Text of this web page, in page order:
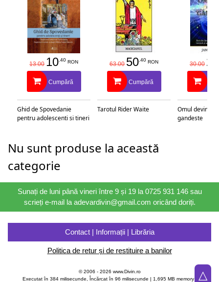
13.00 10.40 RON
Cumpără
Ghid de Spovedanie
pentru adolescenti si tineri
63.00 50.40 RON
Cumpără
Tarotul Rider Waite
30.00 25
Omul devine
gandeste
Nu sunt produse la această
categorie
Sunați de luni până vineri între 9 și 19 la 0725 931 146 sau
scrieți e-mail la adevardivin@gmail.com oricând doriți.
Contact | Informații | Librăria
Politica de retur și de restituire a banilor
© 2006 - 2026 www.Divin.ro
Executat în 384 milisecunde, Încărcat în 96 milisecunde | 1,695 MB memory | △